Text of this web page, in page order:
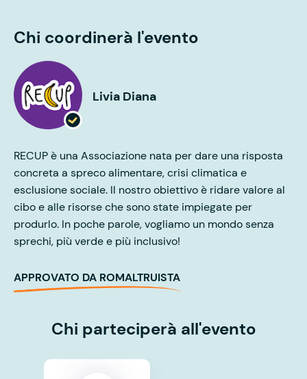
Chi coordinerà l'evento
Livia Diana
RECUP è una Associazione nata per dare una risposta
concreta a spreco alimentare, crisi climatica e
esclusione sociale. Il nostro obiettivo è ridare valore al
cibo e alle risorse che sono state impiegate per
produrlo. In poche parole, vogliamo un mondo senza
sprechi, più verde e più inclusivo!
APPROVATO DA ROMALTRUISTA
Chi parteciperà all'evento